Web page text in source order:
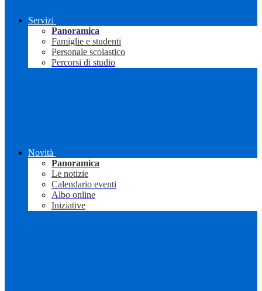
Servizi
Panoramica
Famiglie e studenti
Personale scolastico
Percorsi di studio
Novità
Panoramica
Le notizie
Calendario eventi
Albo online
Iniziative